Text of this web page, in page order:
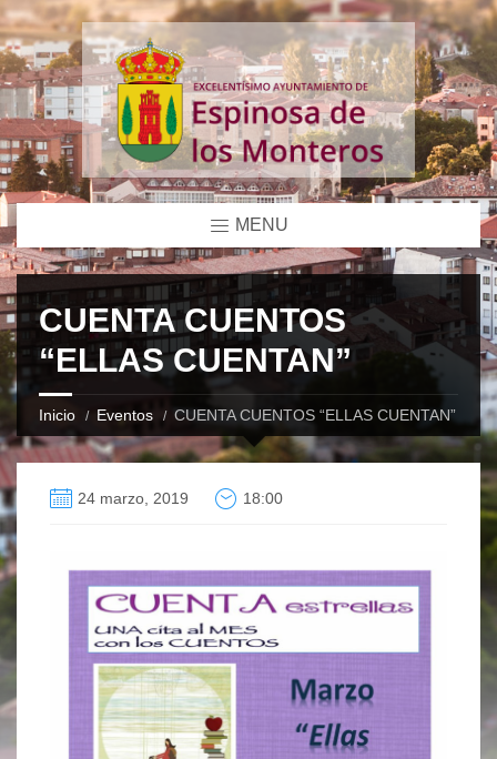
MENU
CUENTA CUENTOS
“ELLAS CUENTAN”
Inicio Eventos CUENTA CUENTOS “ELLAS CUENTAN”
24 marzo, 2019 18:00